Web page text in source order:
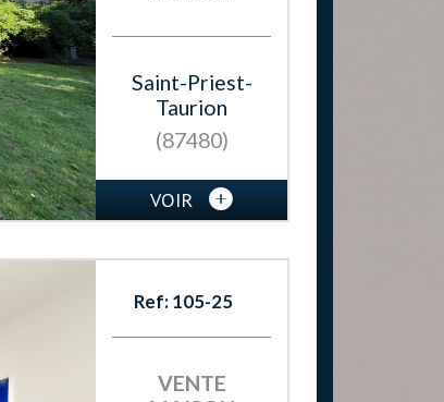
Saint-Priest-
Taurion
(87480)
VOIR
Ref: 105-25
VENTE